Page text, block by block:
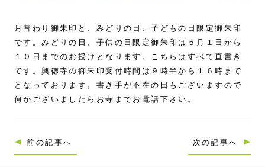
月替わり御朱印と、みどりの日、子どもの日限定御朱印
です。みどりの日、子供の日限定御朱印は５月１日から
１０日までのお授けとなります。こちらはすべて直書き
です。興徳寺の御朱印受付時間は９時半から１６時まで
となっております。書き手が不在の日もございますので
何かございましたらお寺までお電話下さい。
前の記事へ 次の記事へ